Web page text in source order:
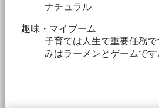
ナチュラル
趣味・マイブーム
子育ては人生で重要任務
みはラーメンとゲームで